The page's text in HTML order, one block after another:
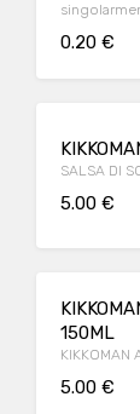
0.20 €
SALSA DI
5.00 €
150ML
KIKKOMAN
5.00 €